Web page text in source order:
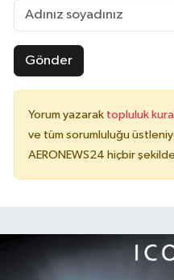
Gönder
Yorum yazarak topluluk
ve tüm sorumluluğu
AERONEWS24 hiçbir